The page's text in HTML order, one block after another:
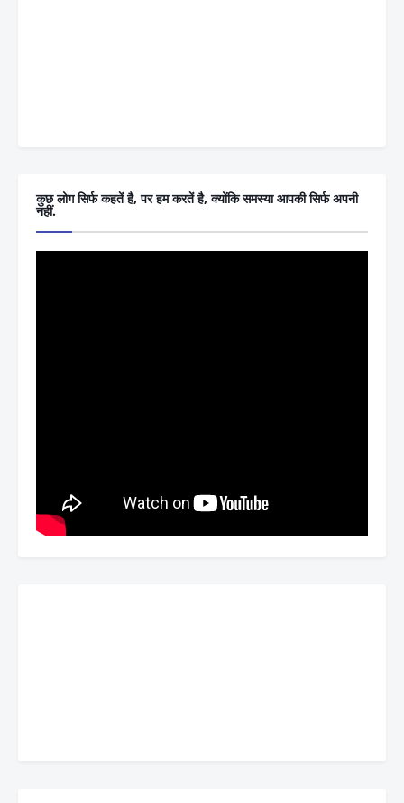
कुछ लोग सिर्फ कहतें है, पर हम करतें है, क्योंकि समस्या आपकी सिर्फ अपनी
नहीं.